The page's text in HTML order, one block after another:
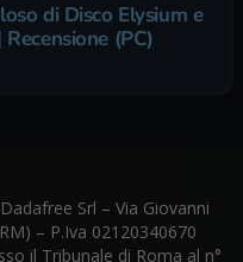
di Disco Elysium e
(PC)
Srl – Via Giovanni
– P.Iva 02120340670
il Tribunale di Roma al n°